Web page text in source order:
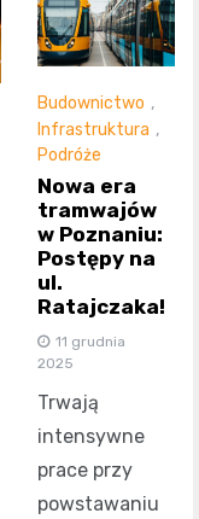
Budownictwo ,
Infrastruktura ,
Podróże
Nowa era
tramwajów
w Poznaniu:
Postępy na
ul.
Ratajczaka!
11 grudnia
2025
Trwają
intensywne
prace przy
powstawaniu